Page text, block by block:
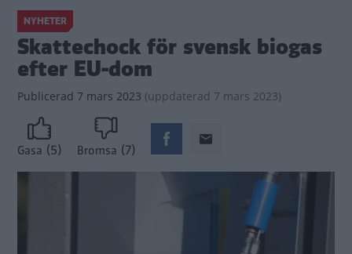
NYHETER
Skattechock för svensk biogas
efter EU-dom
Publicerad 7 mars 2023 (uppdaterad 7 mars 2023)
Gasa (5) Bromsa (7)